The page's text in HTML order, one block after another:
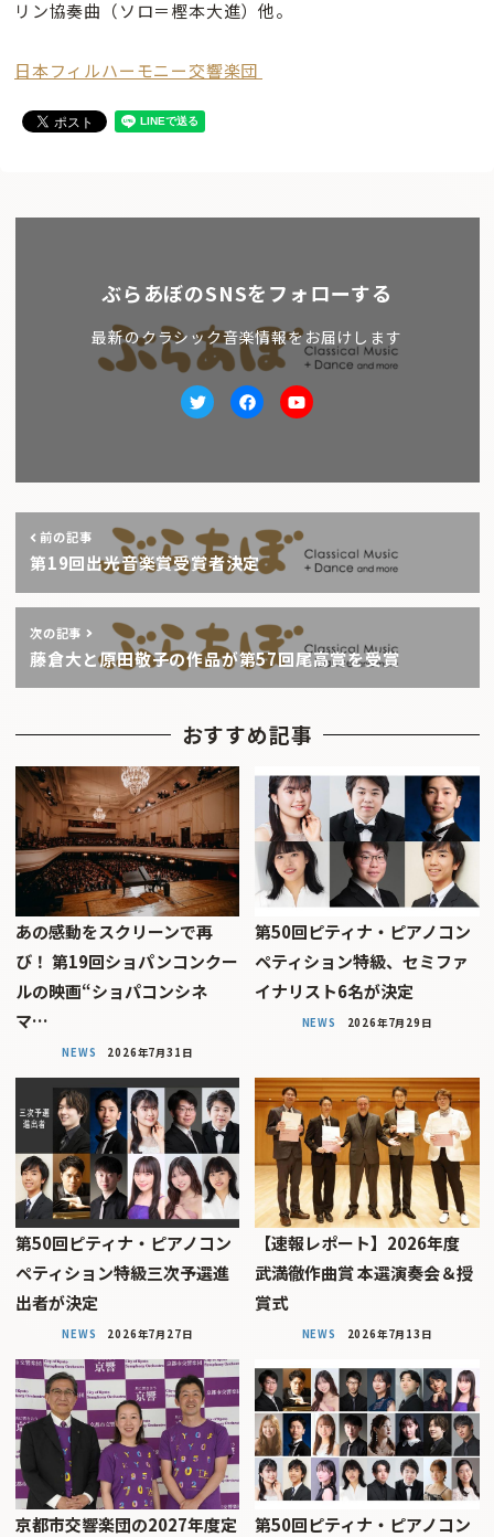
リン協奏曲（ソロ＝樫本大進）他。
日本フィルハーモニー交響楽団
ぶらあぼのSNSをフォローする
最新のクラシック音楽情報をお届けします
TwitterfacebookYoutube
前の記事
第19回出光音楽賞受賞者決定
次の記事
藤倉大と原田敬子の作品が第57回尾高賞を受賞
おすすめ記事
あの感動をスクリーンで再
び！ 第19回ショパンコンクー
ルの映画“ショパコンシネ
マ…
NEWS 2026年7月31日
第50回ピティナ・ピアノコン
ペティション特級、セミファ
イナリスト6名が決定
NEWS 2026年7月29日
第50回ピティナ・ピアノコン
ペティション特級三次予選進
出者が決定
NEWS 2026年7月27日
【速報レポート】2026年度
武満徹作曲賞 本選演奏会＆授
賞式
NEWS 2026年7月13日
京都市交響楽団の2027年度定 第50回ピティナ・ピアノコン